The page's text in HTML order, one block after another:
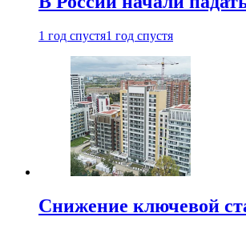
1 год спустя1 год спустя
Снижение ключевой